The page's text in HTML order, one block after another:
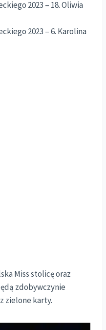
2023 – 18. Oliwia
2023 – 6. Karolina
Miss stolicę oraz
zdobywczynie
zielone karty.